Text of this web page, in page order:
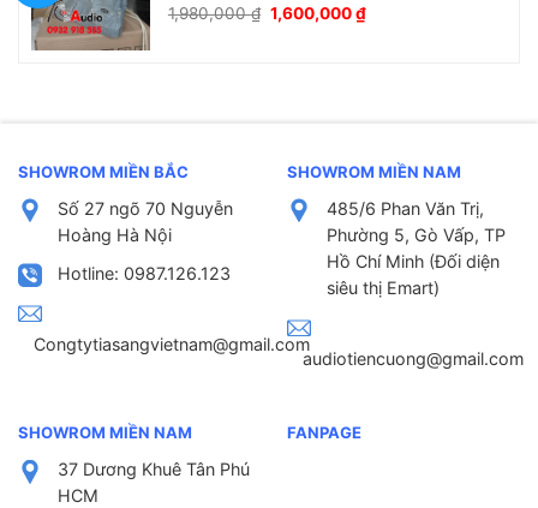
1,980,000₫ Giá
gốc
1,600,000₫Giá
hiện
SHOWROM MIỀN BẮC
Số 27 ngõ 70 Nguyễn
Hoàng Hà Nội
Hotline: 0987.126.123
Congtytiasangvietnam@gmail.com
SHOWROM MIỀN NAM
485/6 Phan Văn Trị,
Phường 5, Gò Vấp, TP
Hồ Chí Minh (Đối diện
siêu thị Emart)
audiotiencuong@gmail.com
SHOWROM MIỀN NAM
37 Dương Khuê Tân Phú
HCM
FANPAGE